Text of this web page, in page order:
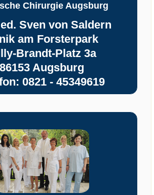
Chirurgie Augsburg
Sven von Saldern
am Forsterpark
Brandt-Platz 3a
86153 Augsburg
0821 - 45349619